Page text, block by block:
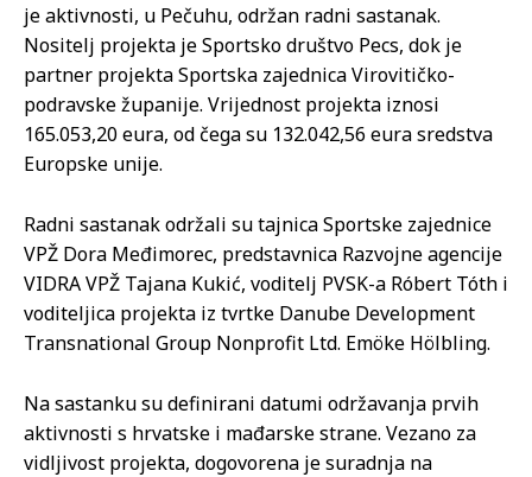
je aktivnosti, u Pečuhu, održan radni sastanak.
Nositelj projekta je Sportsko društvo Pecs, dok je
partner projekta Sportska zajednica Virovitičko-
podravske županije. Vrijednost projekta iznosi
165.053,20 eura, od čega su 132.042,56 eura sredstva
Europske unije.
Radni sastanak održali su tajnica Sportske zajednice
VPŽ Dora Međimorec, predstavnica Razvojne agencije
VIDRA VPŽ Tajana Kukić, voditelj PVSK-a Róbert Tóth i
voditeljica projekta iz tvrtke Danube Development
Transnational Group Nonprofit Ltd. Emöke Hölbling.
Na sastanku su definirani datumi održavanja prvih
aktivnosti s hrvatske i mađarske strane. Vezano za
vidljivost projekta, dogovorena je suradnja na